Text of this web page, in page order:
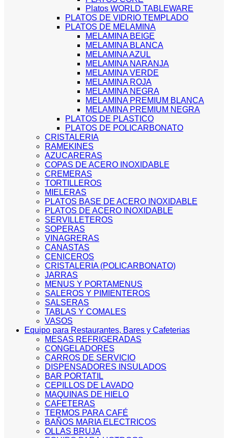
Platos WORLD TABLEWARE
PLATOS DE VIDRIO TEMPLADO
PLATOS DE MELAMINA
MELAMINA BEIGE
MELAMINA BLANCA
MELAMINA AZUL
MELAMINA NARANJA
MELAMINA VERDE
MELAMINA ROJA
MELAMINA NEGRA
MELAMINA PREMIUM BLANCA
MELAMINA PREMIUM NEGRA
PLATOS DE PLASTICO
PLATOS DE POLICARBONATO
CRISTALERIA
RAMEKINES
AZUCARERAS
COPAS DE ACERO INOXIDABLE
CREMERAS
TORTILLEROS
MIELERAS
PLATOS BASE DE ACERO INOXIDABLE
PLATOS DE ACERO INOXIDABLE
SERVILLETEROS
SOPERAS
VINAGRERAS
CANASTAS
CENICEROS
CRISTALERIA (POLICARBONATO)
JARRAS
MENUS Y PORTAMENUS
SALEROS Y PIMIENTEROS
SALSERAS
TABLAS Y COMALES
VASOS
Equipo para Restaurantes, Bares y Cafeterias
MESAS REFRIGERADAS
CONGELADORES
CARROS DE SERVICIO
DISPENSADORES INSULADOS
BAR PORTATIL
CEPILLOS DE LAVADO
MAQUINAS DE HIELO
CAFETERAS
TERMOS PARA CAFÉ
BAÑOS MARIA ELECTRICOS
OLLAS BRUJA